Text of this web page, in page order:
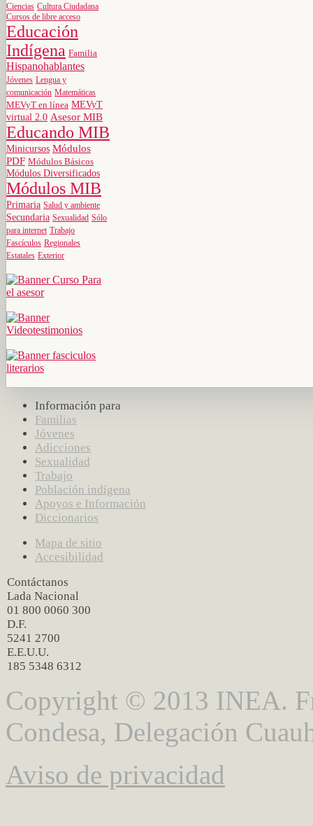
Ciencias Cultura Ciudadana
Cursos de libre acceso
Educación
Indígena Familia
Hispanohablantes
Jóvenes Lengua y
comunicación Matemáticas
MEVyT en línea MEVyT
virtual 2.0 Asesor MIB
Educando MIB
Minicursos Módulos
PDF Módulos Básicos
Módulos Diversificados
Módulos MIB
Primaria Salud y ambiente
Secundaria Sexualidad Sólo
para internet Trabajo
Fascículos Regionales
Estatales Exterior
Información para
Familias
Jóvenes
Adicciones
Sexualidad
Trabajo
Población indígena
Apoyos e Información
Diccionarios
Mapa de sitio
Accesibilidad
Contáctanos
Lada Nacional
01 800 0060 300
D.F.
5241 2700
E.E.U.U.
185 5348 6312
Copyright © 2013 INEA.
Condesa, Delegación
Aviso de privacidad